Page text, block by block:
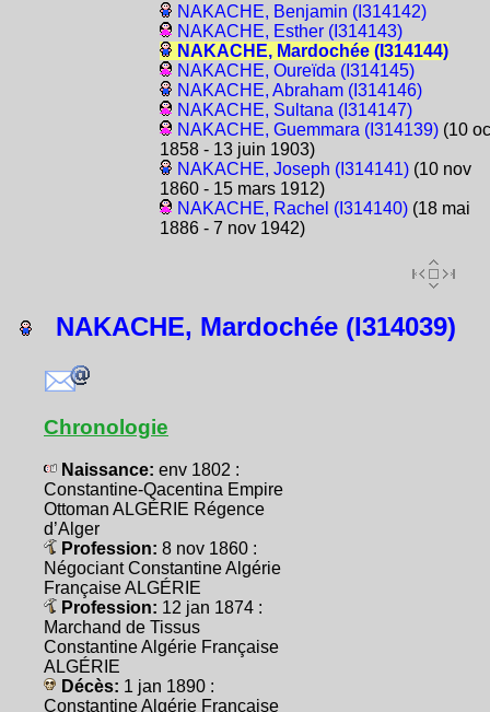
NAKACHE, Benjamin (I314142)
NAKACHE, Esther (I314143)
NAKACHE, Mardochée (I314144)
NAKACHE, Oureïda (I314145)
NAKACHE, Abraham (I314146)
NAKACHE, Sultana (I314147)
NAKACHE, Guemmara (I314139)(10
1858 - 13 juin 1903)
NAKACHE, Joseph (I314141)(10 nov
1860 - 15 mars 1912)
NAKACHE, Rachel (I314140)(18 mai
1886 - 7 nov 1942)
NAKACHE, Mardochée (I314039)
Chronologie
Naissance: env 1802 :
Constantine-Qacentina Empire
Ottoman ALGÉRIE Régence
d’Alger
Profession: 8 nov 1860 :
Négociant Constantine Algérie
Française ALGÉRIE
Profession: 12 jan 1874 :
Marchand de Tissus
Constantine Algérie Française
ALGÉRIE
Décès: 1 jan 1890 :
Constantine Algérie Française